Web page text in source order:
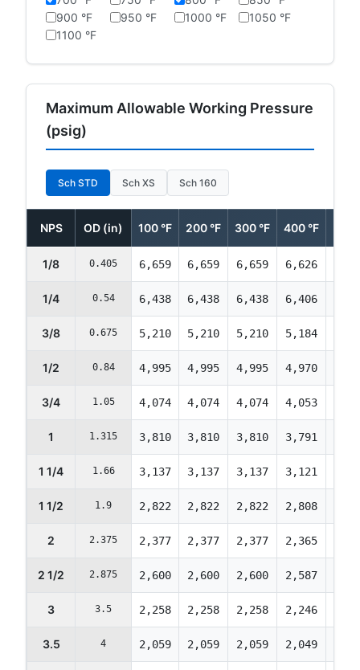
900 °F
950 °F 1000 °F
1050 °F
1100 °F
Maximum Allowable Working Pressure
(psig)
Sch STD Sch XS Sch 160
NPS OD (in) 100 °F 200 °F 300 °F 400 °F
1/8 0.405 6,659 6,659 6,659 6,626
1/4 0.54 6,438 6,438 6,438 6,406
3/8 0.675 5,210 5,210 5,210 5,184
1/2 0.84 4,995 4,995 4,995 4,970
3/4 1.05 4,074 4,074 4,074 4,053
1 1.315 3,810 3,810 3,810 3,791
1 1/4 1.66 3,137 3,137 3,137 3,121
1 1/2 1.9 2,822 2,822 2,822 2,808
2 2.375 2,377 2,377 2,377 2,365
2 1/2 2.875 2,600 2,600 2,600 2,587
3 3.5 2,258 2,258 2,258 2,246
3.5 4 2,059 2,059 2,059 2,049